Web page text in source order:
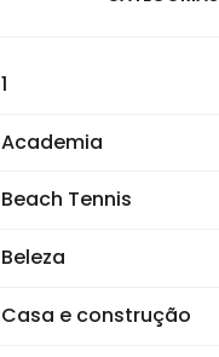
1
Academia
Beach Tennis
Beleza
Casa e construção